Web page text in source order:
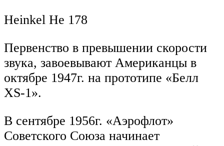
Heinkel He 178
Первенство в превышении скорости
звука, завоевывают Американцы в
октябре 1947г. на прототипе «Белл
XS-1».
В сентябре 1956г. «Аэрофлот»
Советского Союза начинает